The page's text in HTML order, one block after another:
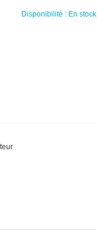
Disponibilité : En stock